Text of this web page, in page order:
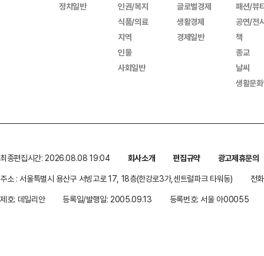
정치일반
인권/복지
식품/의료
지역
인물
사회일반
글로벌경제
생활경제
경제일반
패션/뷰
공연/전
책
종교
날씨
생활문
최종편집시간: 2026.08.08 19:04 회사소개 편집규약
광고제휴문의
주소 : 서울특별시 용산구 서빙고로 17, 18층(한강로3가,센트럴파크 타워동)
전
제호: 데일리안
등록일/발행일: 2005.09.13 등록번호: 서울 아00055